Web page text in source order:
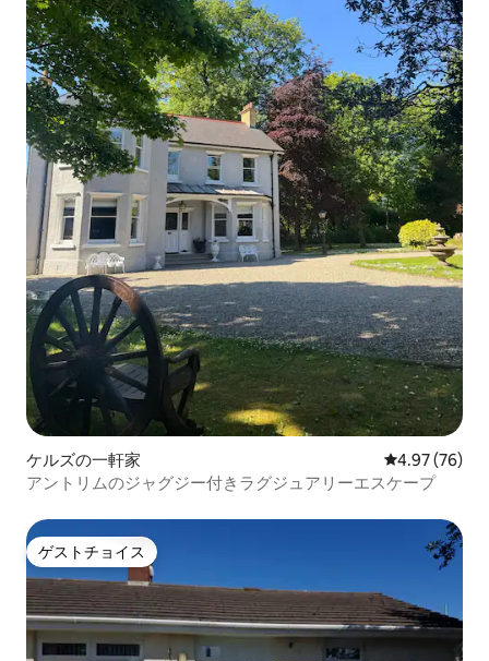
ケルズの一軒家 レビュー76
4.97 (76)
アントリムのジャグジー付きラグジュアリーエスケープ
ゲストチョイス
ゲストチョイス